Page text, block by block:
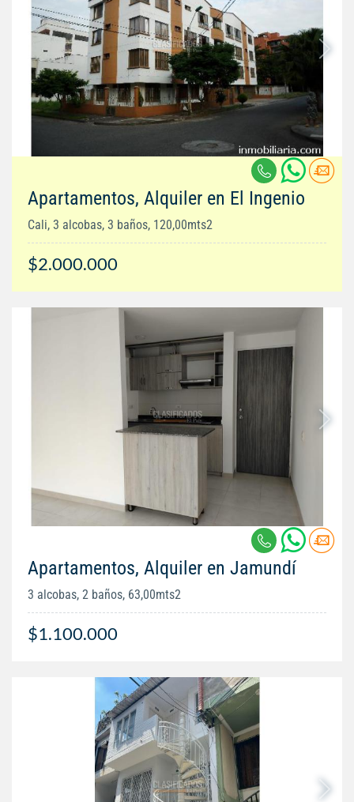
Apartamentos, Alquiler en El Ingenio
Cali, 3 alcobas, 3 baños, 120,00mts2
$2.000.000
Apartamentos, Alquiler en Jamundí
3 alcobas, 2 baños, 63,00mts2
$1.100.000